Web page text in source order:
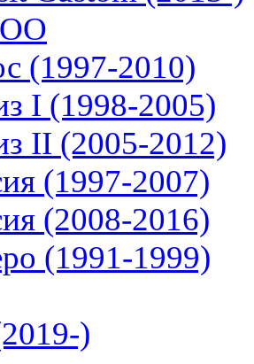
(1997-2010)
I (1998-2005)
II (2005-2012)
(1997-2007)
(2008-2016)
(1991-1999)
)